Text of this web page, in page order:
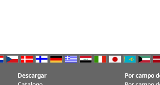
Descargar
Por campo